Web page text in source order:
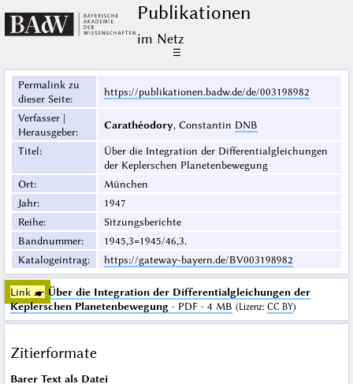
Publikationen
im Netz
☰
Permalink zu
dieser Seite:
https://publikationen.badw.de/de/003198982
Verfasser |
Herausgeber:
Carathéodory, Constantin DNB
Titel:
Über die Integration der Differentialgleichungen
der Keplerschen Planetenbewegung
Ort:
München
Jahr:
1947
Reihe:
Sitzungsberichte
Bandnummer:
1945,3=1945/46,3.
Katalogeintrag: https://gateway-bayern.de/BV003198982
Link ☛ Über die Integration der Differentialgleichungen der
Keplerschen Planetenbewegung· PDF · 4 MB (Lizenz: CC BY)
Zitierformate
Barer Text als Datei